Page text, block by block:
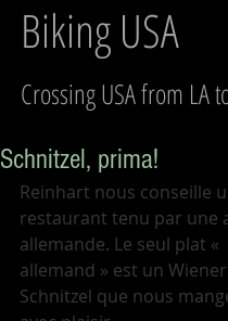
Biking USA
Crossing USA from LA
Schnitzel, prima!
Reinhart nous conseille
restaurant tenu par une
allemande. Le seul plat «
allemand » est un Wiener
Schnitzel que nous